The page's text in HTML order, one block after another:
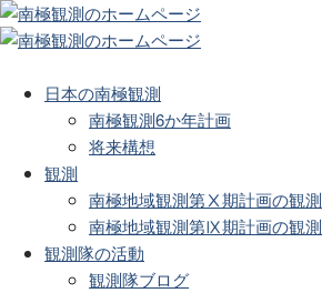
日本の南極観測
南極観測6か年計画
将来構想
観測
南極地域観測第Ⅹ期計画の観測
南極地域観測第Ⅸ期計画の観測
観測隊の活動
観測隊ブログ